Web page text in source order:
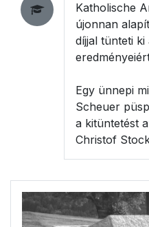
Katholische
újonnan
díjjal tünteti
Egy ünnepi
Scheuer
a kitüntetést
Christof